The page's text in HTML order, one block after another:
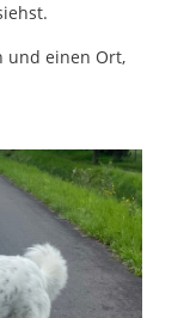
und einen Ort,